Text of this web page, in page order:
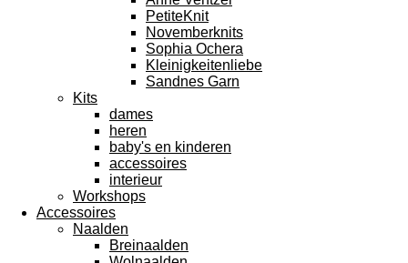
PetiteKnit
Novemberknits
Sophia Ochera
Kleinigkeitenliebe
Sandnes Garn
Kits
dames
heren
baby's en kinderen
accessoires
interieur
Workshops
Accessoires
Naalden
Breinaalden